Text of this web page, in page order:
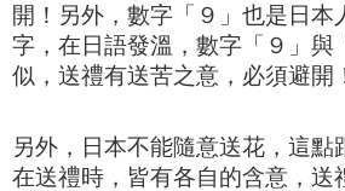
開！另外，數字 「９」也是日
字，在日語發溫，數字「９」與
似，送禮有送苦之意，必須避開
另外，日本不能隨意送花，這點
在送禮時，皆有各自的含意，送